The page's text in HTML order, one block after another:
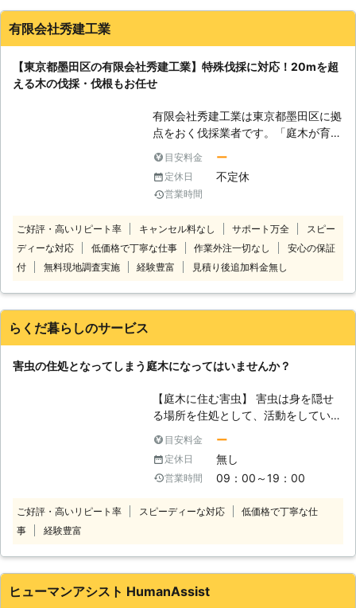
く、併せて剪定や草刈りなど一括でお
庭をキレイにしたいというご依頼のと
き、お庭の管理から、バルコニーやお
庭の清掃もおこなっています。詳しい
サービス内容は以下のページをご覧く
ださい！ 【実際の施工実績（一
例）】 〇千葉県木更津市 依頼内容；
範囲）車2台分・（木の状態）1mほど
の笹 ごみ処分：希望 料金：30,000円
※税込価格です。 ※状況に応じて料金
は変動します。
社は今まで伐採の問題に常に取り組ん
できましたので、事故なく伐採を完了
ん、高い難易度に直面した経験も一度
や二度ではありません。ですが、そう
いった経験を得てきたおかげで、今の
当社があると思っています。 【小さ
な伐採から大きな伐採まで】 庭木の
さい。例え小さな庭木であっても、不
測の事態が起きることは充分ありま
す。大きな庭木だと、より危険度は高
くなるでしょう。JAAつくばは茨城・
有限会社秀建工業
【東京都墨田区の有限会社秀建工業】特殊伐採に対応！20mを超
える木の伐採・伐根もお任せ
有限会社秀建工業は東京都墨田区に拠
点をおく伐採業者です。「庭木が育ち
近くまで枝が伸びてしまって危険」な
どというお困りごとは、伐採で解決さ
せましょう。 当店では木の幹を根近
り起こす「抜根」工事どちらも承って
います。土地を活用する場合などは、
根の掘り起こしは大切ですよね。 重
まで承っています。伐採をお考えのと
まで伐採対応！】 伐採作業では、1m
ほどの庭木から20メートルを超える
対応できますので、伐採をお考えの際
はご相談を！ 宅地造成や伐開をおこ
なってきた経験から、高いスキルを持
伐採作業をおこないます。現地での突
然の追加作業もすすんで対応しますの
申し付けください。 【特殊伐採で重
住宅街で狭かったりすると、重機が使
えないことも。そんなときには木に登
目安料金 ー
定休日 不定休
営業時間
ご好評・高いリピート率 キャンセル料なし サポート万全
スピー
ディーな対応
低価格で丁寧な仕事 作業外注一切なし
安心の保証
付
無料現地調査実施 経験豊富 見積り後追加料金無し
らくだ暮らしのサービス
害虫の住処となってしまう庭木になってはいませんか？
【庭木に住む害虫】 害虫は身を隠せ
る場所を住処として、活動をしていま
く、日陰になるような場所を好む傾向
があるのです。これは、木陰も十分に
狙われやすい場所だと言えます。もし
ん腐っていき、やがてはあらゆる害虫
を聞いたことはありませんか？シロア
目安料金 ー
定休日 無し
営業時間 09：00～19：00
ご好評・高いリピート率 スピーディーな対応
低価格で丁寧な仕
事
経験豊富
ヒューマンアシスト HumanAssist